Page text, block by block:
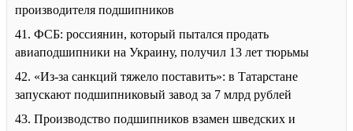
производителя подшипников
41. ФСБ: россиянин, который пытался продать
авиаподшипники на Украину, получил 13 лет тюрьмы
42. «Из-за санкций тяжело поставить»: в Татарстане
запускают подшипниковый завод за 7 млрд рублей
43. Производство подшипников взамен шведских и